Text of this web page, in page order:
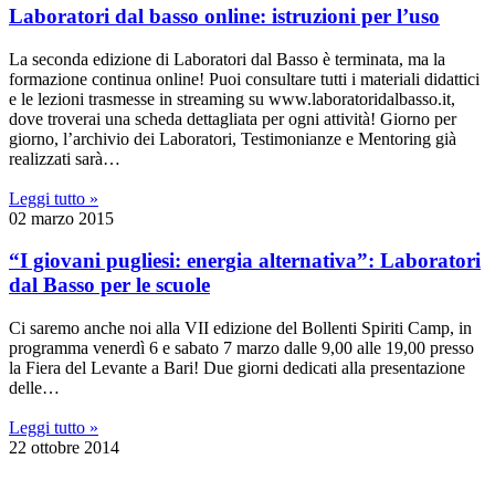
Laboratori dal basso online: istruzioni per l’uso
La seconda edizione di Laboratori dal Basso è terminata, ma la
formazione continua online! Puoi consultare tutti i materiali didattici
e le lezioni trasmesse in streaming su www.laboratoridalbasso.it,
dove troverai una scheda dettagliata per ogni attività! Giorno per
giorno, l’archivio dei Laboratori, Testimonianze e Mentoring già
realizzati sarà…
Leggi tutto »
02 marzo 2015
“I giovani pugliesi: energia alternativa”: Laboratori
dal Basso per le scuole
Ci saremo anche noi alla VII edizione del Bollenti Spiriti Camp, in
programma venerdì 6 e sabato 7 marzo dalle 9,00 alle 19,00 presso
la Fiera del Levante a Bari! Due giorni dedicati alla presentazione
delle…
Leggi tutto »
22 ottobre 2014